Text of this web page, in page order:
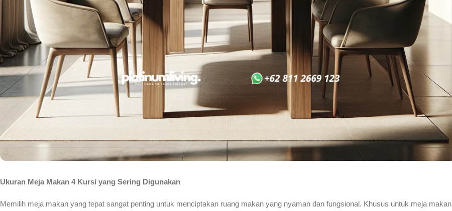
Ukuran Meja Makan 4 Kursi yang Sering Digunakan
Memilih meja makan yang tepat sangat penting untuk menciptakan ruang makan yang nyaman dan fungsional. Khusus untuk meja makan